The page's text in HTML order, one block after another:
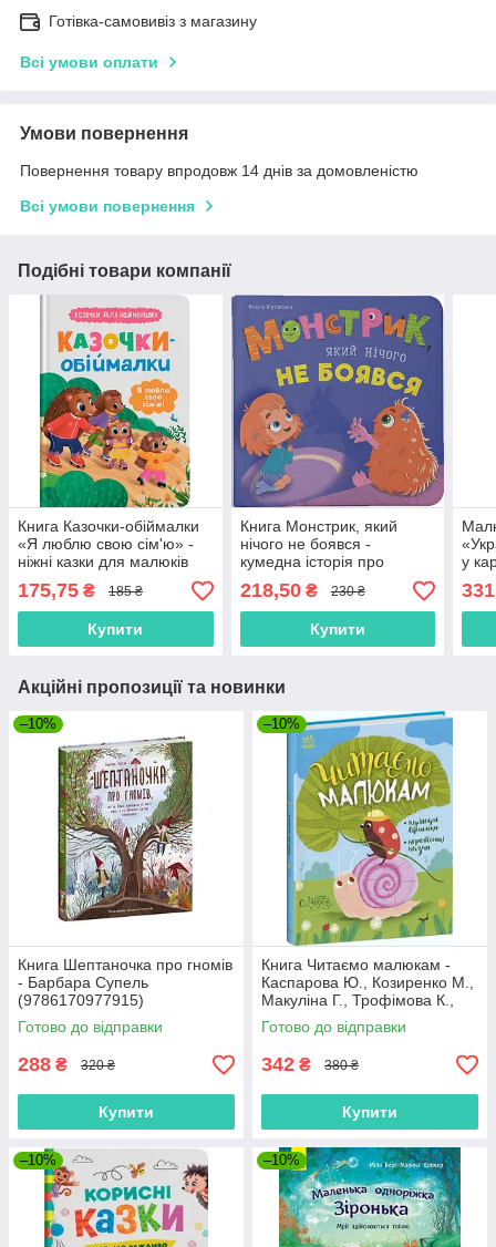
Готівка-самовивіз з магазину
Всі умови оплати
Умови повернення
Повернення товару впродовж 14 днів за домовленістю
Всі умови повернення
Подібні товари компанії
Книга Казочки-обіймалки
«Я люблю свою сім'ю» -
ніжні казки для малюків
про любов та родину
(9786175475683)
175,75 ₴ 185 ₴
Купити
Книга Монстрик, який
нічого не боявся -
кумедна історія про
сміливість для малюків
(9786175475751)
218,50₴ 230 ₴
Купити
у
Акційні пропозиції та новинки
–10%
Книга Шептаночка про гномів
- Барбара Супель
(9786170977915)
Готово до відправки
288 ₴ 320 ₴
Купити
–10%
Книга Читаємо малюкам -
Каспарова Ю., Козиренко М.,
Макуліна Г., Трофімова К.,
Юліта Ран (9786170976888)
Готово до відправки
342 ₴ 380 ₴
Купити
–10% –10%